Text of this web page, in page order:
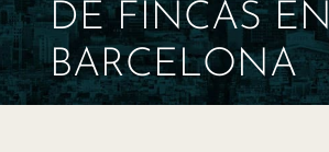
DE FINCAS EN
BARCELONA